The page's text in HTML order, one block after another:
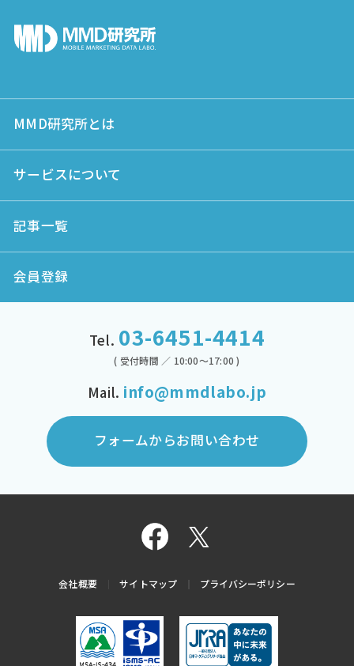
MMD研究所とは
サービスについて
記事一覧
会員登録
Tel. 03-6451-4414
( 受付時間 ／ 10:00～17:00 )
Mail. info@mmdlabo.jp
フォームからお問い合わせ
会社概要 サイトマップ プライバシーポリシー